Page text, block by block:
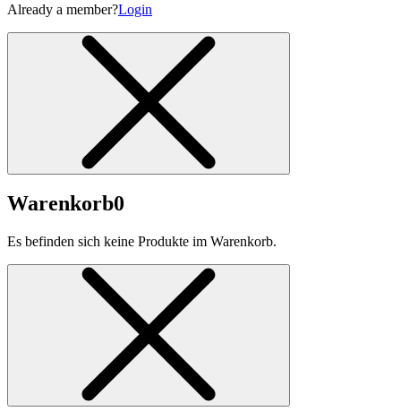
Already a member?Login
Warenkorb0
Es befinden sich keine Produkte im Warenkorb.